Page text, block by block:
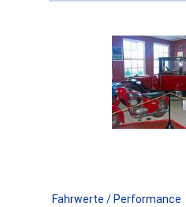
Fahrwerte / Performance